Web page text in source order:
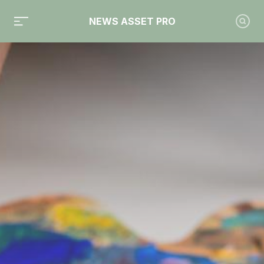
NEWS ASSET PRO
Toute l'actualité sur le tag "CGP"